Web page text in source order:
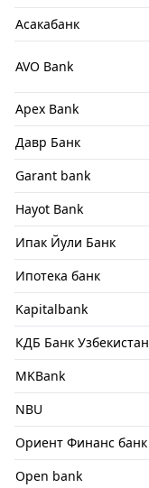
Асакабанк
AVO Bank
Apex Bank
Давр Банк
Garant bank
Hayot Bank
Ипак Йули Банк
Ипотека банк
Kapitalbank
КДБ Банк Узбекистан
MKBank
NBU
Ориент Финанс банк
Open bank